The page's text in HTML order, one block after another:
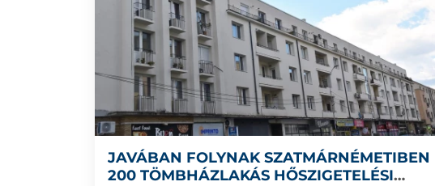
JAVÁBAN FOLYNAK SZATMÁRNÉMETIBEN
200 TÖMBHÁZLAKÁS HŐSZIGETELÉSI